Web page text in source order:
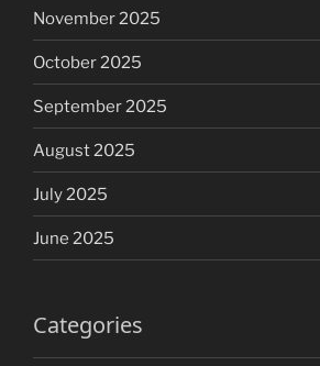
November 2025
October 2025
September 2025
August 2025
July 2025
June 2025
Categories